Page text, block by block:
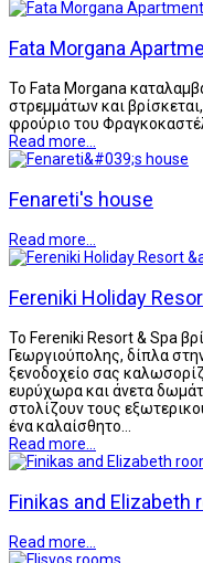
Fata Morgana
Το Fata Morgana
στρεμμάτων και
φρούριο του
Read more...
Fenareti's house
Read more...
Fereniki Holiday
Το Fereniki Resort & Spa
Γεωργιούπολης, δίπλα
ξενοδοχείο σας
ευρύχωρα και άνετα
στολίζουν τους
ένα καλαίσθητο…
Read more...
Finikas and Elizabeth
Read more...